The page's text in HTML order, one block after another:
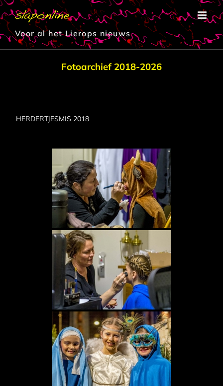
Ga
naar
inhoud
Voor al het Lierops nieuws
Fotoarchief 2018-2026
HERDERTJESMIS 2018